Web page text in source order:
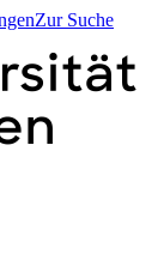
Zur Suche